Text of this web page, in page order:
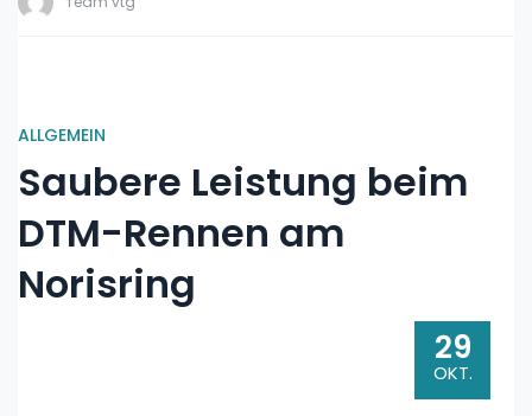
ALLGEMEIN
Saubere Leistung beim
DTM-Rennen am
Norisring
29
OKT.